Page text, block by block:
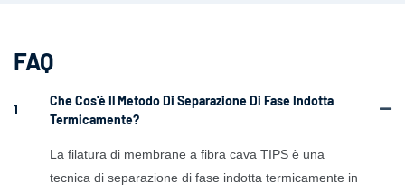
FAQ
1
Che Cos'è Il Metodo Di Separazione Di Fase Indotta
Termicamente?
La filatura di membrane a fibra cava TIPS è una
tecnica di separazione di fase indotta termicamente in